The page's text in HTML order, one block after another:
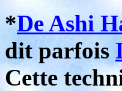
*De Ashi
dit parfois
Cette